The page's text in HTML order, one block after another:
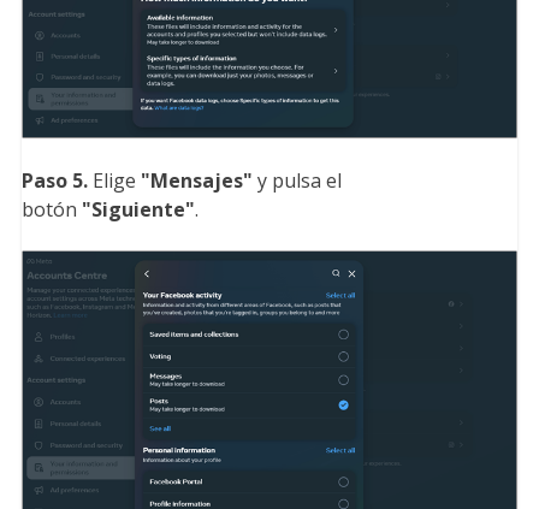
Paso 5.Elige "Mensajes" y pulsa el
botón "Siguiente".